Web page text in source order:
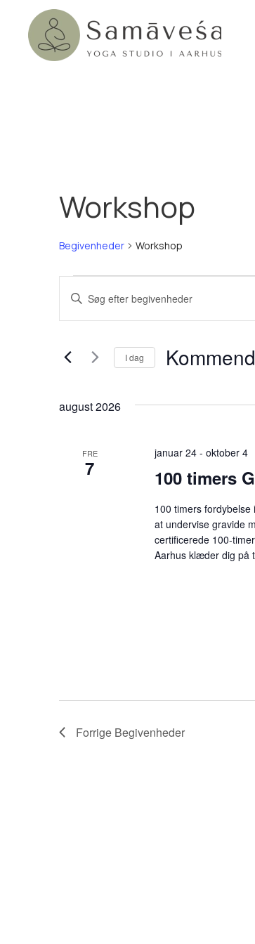
Gå til hovedindhold
Workshop
Begivenheder Workshop
Begivenheder
Begivenheder
Søgning
og
Navigation
Skriv
nøgleord.
Søg
Begivenheder
på
I dag
august 2026
FRE
7 100 timers
januar 24- oktober 4
100 timers
at undervise gravide
certificerede 100-
Aarhus klæder dig på
Forrige Begivenheder